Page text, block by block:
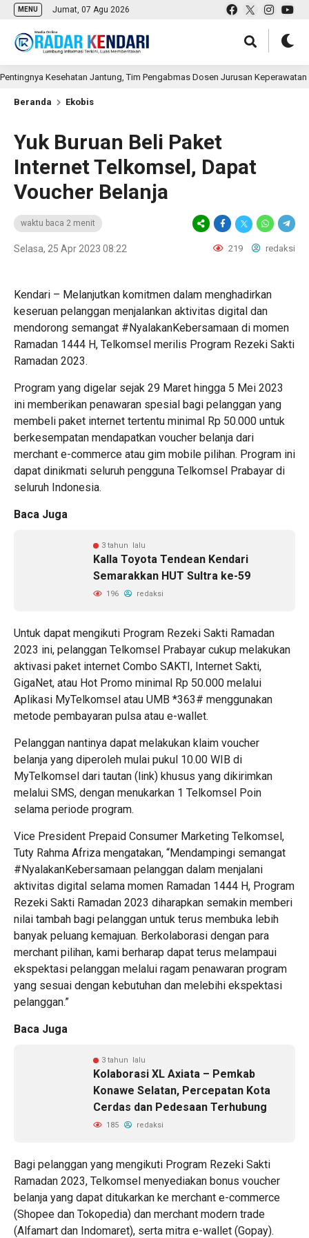
MENU Jumat, 07 Agu 2026
Kesehatan Jantung, Tim Pengabmas Dosen Jurusan Keperawatan
Beranda Ekobis
Yuk Buruan Beli Paket
Internet Telkomsel, Dapat
Voucher Belanja
waktu baca 2 menit
Selasa, 25 Apr 2023 08:22 219 redaksi
Kendari – Melanjutkan komitmen dalam menghadirkan
keseruan pelanggan menjalankan aktivitas digital dan
mendorong semangat #NyalakanKebersamaan di momen
Ramadan 1444 H, Telkomsel merilis Program Rezeki Sakti
Ramadan 2023.
Program yang digelar sejak 29 Maret hingga 5 Mei 2023
ini memberikan penawaran spesial bagi pelanggan yang
membeli paket internet tertentu minimal Rp 50.000 untuk
berkesempatan mendapatkan voucher belanja dari
merchant e-commerce atau gim mobile pilihan. Program ini
dapat dinikmati seluruh pengguna Telkomsel Prabayar di
seluruh Indonesia.
Baca Juga
3 tahun lalu
Kalla Toyota Tendean Kendari
Semarakkan HUT Sultra ke-59
196 redaksi
Untuk dapat mengikuti Program Rezeki Sakti Ramadan
2023 ini, pelanggan Telkomsel Prabayar cukup melakukan
aktivasi paket internet Combo SAKTI, Internet Sakti,
GigaNet, atau Hot Promo minimal Rp 50.000 melalui
Aplikasi MyTelkomsel atau UMB *363# menggunakan
metode pembayaran pulsa atau e-wallet.
Pelanggan nantinya dapat melakukan klaim voucher
belanja yang diperoleh mulai pukul 10.00 WIB di
MyTelkomsel dari tautan (link) khusus yang dikirimkan
melalui SMS, dengan menukarkan 1 Telkomsel Poin
selama periode program.
Vice President Prepaid Consumer Marketing Telkomsel,
Tuty Rahma Afriza mengatakan, “Mendampingi semangat
#NyalakanKebersamaan pelanggan dalam menjalani
aktivitas digital selama momen Ramadan 1444 H, Program
Rezeki Sakti Ramadan 2023 diharapkan semakin memberi
nilai tambah bagi pelanggan untuk terus membuka lebih
banyak peluang kemajuan. Berkolaborasi dengan para
merchant pilihan, kami berharap dapat terus melampaui
ekspektasi pelanggan melalui ragam penawaran program
yang sesuai dengan kebutuhan dan melebihi ekspektasi
pelanggan.”
Baca Juga
3 tahun lalu
Kolaborasi XL Axiata – Pemkab
Konawe Selatan, Percepatan Kota
Cerdas dan Pedesaan Terhubung
185 redaksi
Bagi pelanggan yang mengikuti Program Rezeki Sakti
Ramadan 2023, Telkomsel menyediakan bonus voucher
belanja yang dapat ditukarkan ke merchant e-commerce
(Shopee dan Tokopedia) dan merchant modern trade
(Alfamart dan Indomaret), serta mitra e-wallet (Gopay).